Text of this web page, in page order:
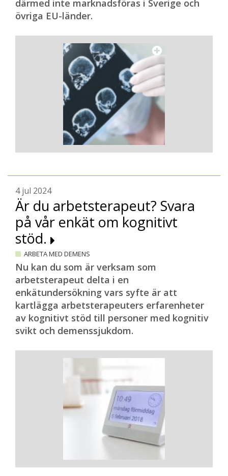
därmed inte marknadsföras i Sverige och
övriga EU-länder.
4 jul 2024
Är du arbetsterapeut? Svara
på vår enkät om kognitivt
stöd.
ARBETA MED DEMENS
Nu kan du som är verksam som
arbetsterapeut delta i en
enkätundersökning vars syfte är att
kartlägga arbetsterapeuters erfarenheter
av kognitivt stöd till personer med kognitiv
svikt och demenssjukdom.